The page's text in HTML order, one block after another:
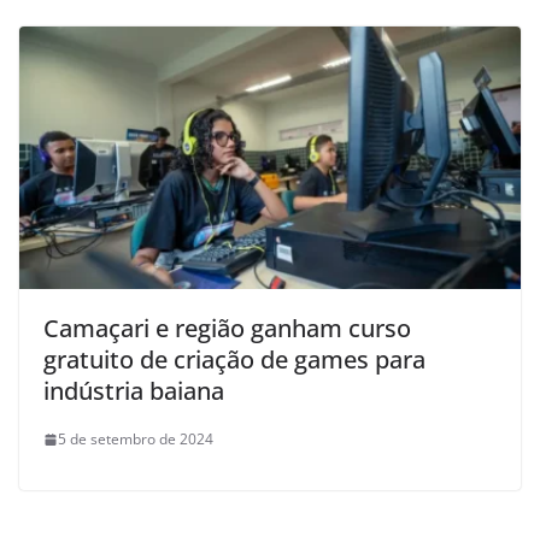
Camaçari e região ganham curso
gratuito de criação de games para
indústria baiana
5 de setembro de 2024